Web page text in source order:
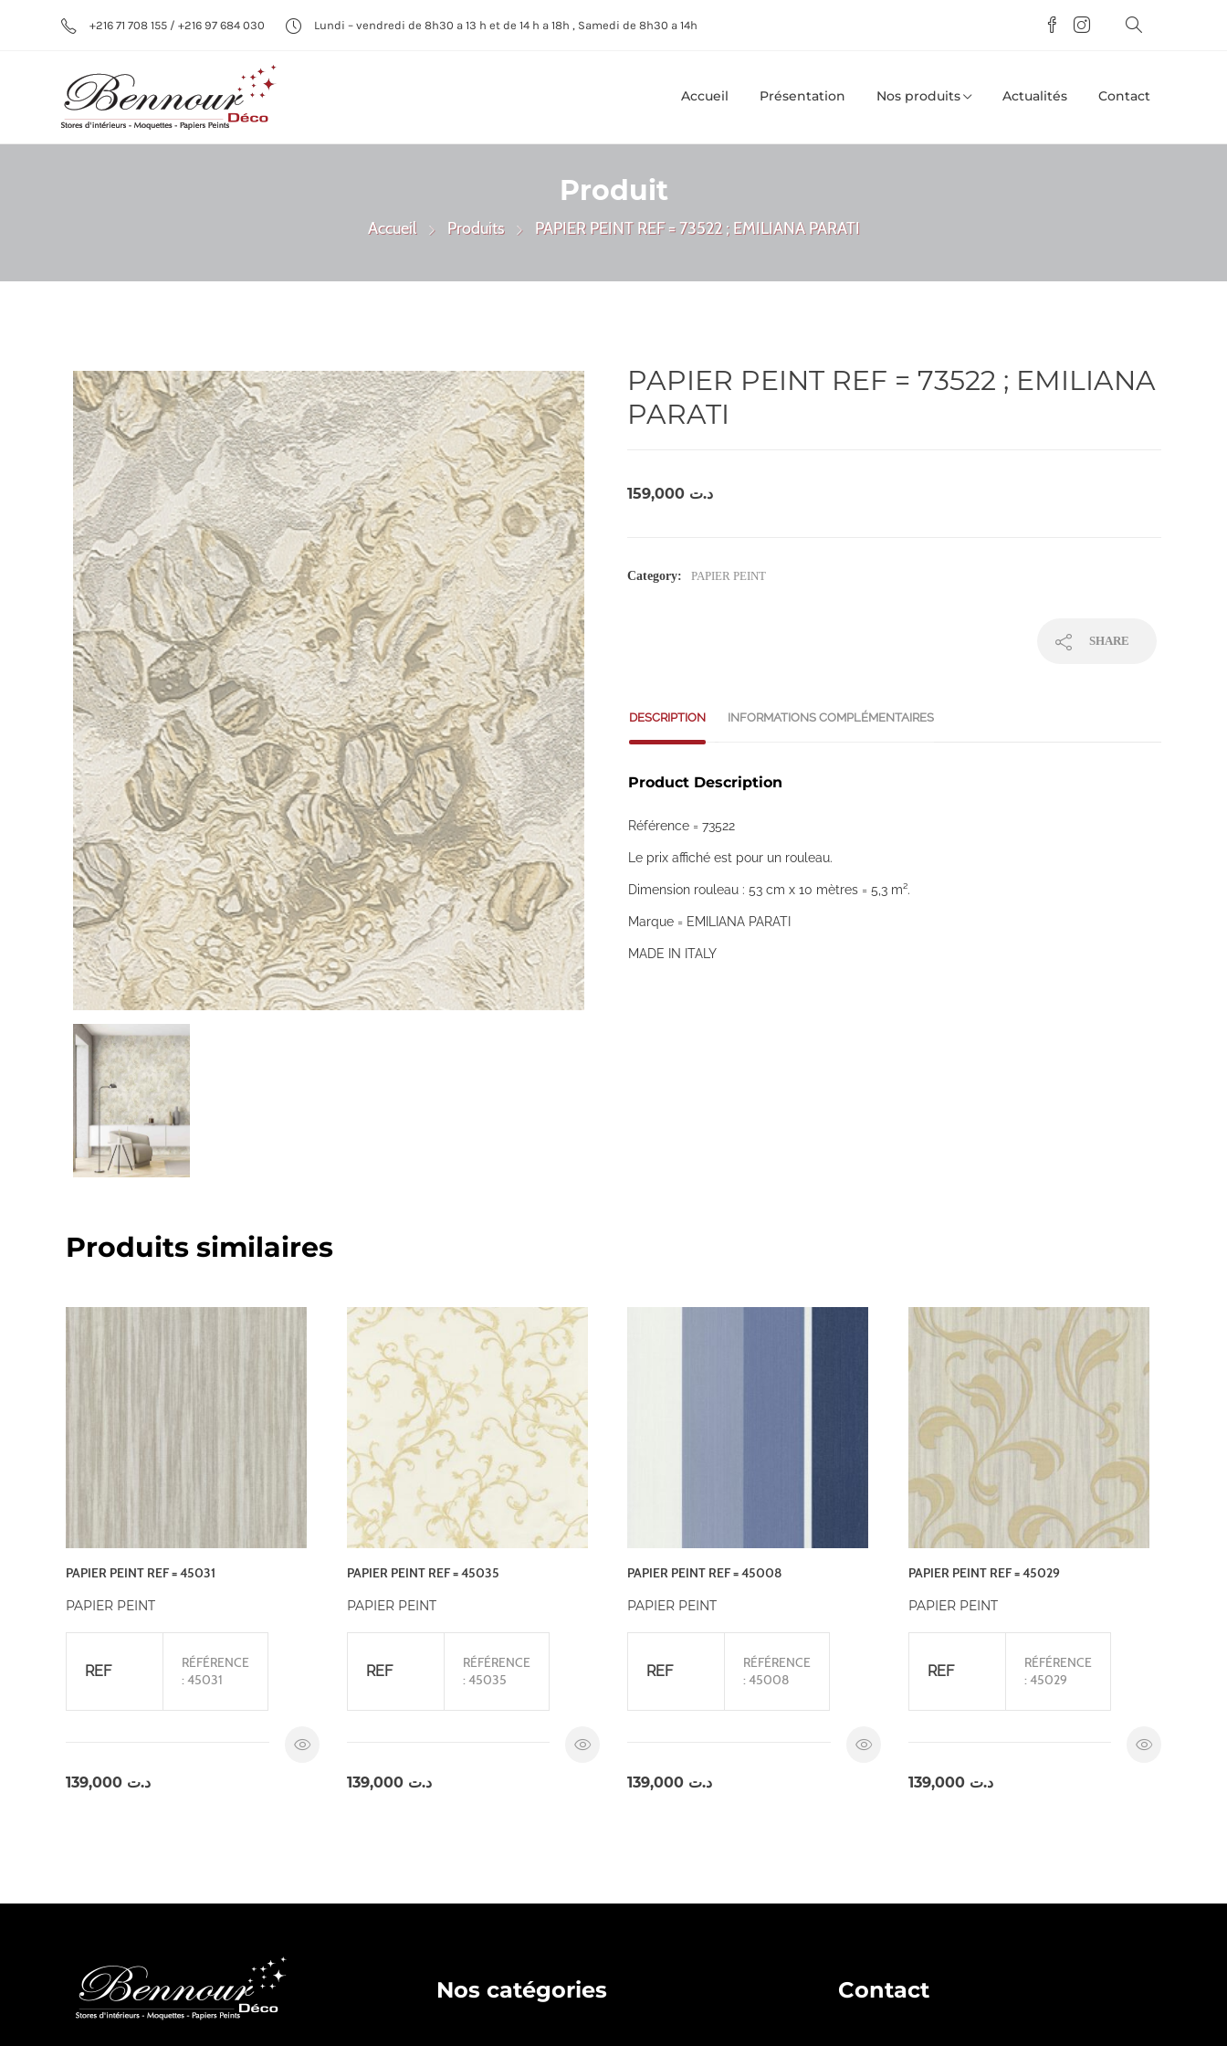
+216 71 708 155 / +216 97 684 030 Lundi – vendredi de 8h30 a 13 h et de 14 h a 18h , Samedi de 8h30 a 14h
Accueil Présentation Nos produits Actualités Contact
Produit
Accueil Produits PAPIER PEINT REF = 73522 ; EMILIANA PARATI
PAPIER PEINT REF = 73522 ; EMILIANA
PARATI
د.ت
Category: PAPIER PEINT
SHARE
DESCRIPTION INFORMATIONS COMPLÉMENTAIRES
Product Description
Référence = 73522
Le prix affiché est pour un rouleau.
Dimension rouleau : 53 cm x 10 mètres = 5,3 m².
Marque = EMILIANA PARATI
MADE IN ITALY
Produits similaires
PAPIER PEINT REF = 45031
PAPIER PEINT
REF
RÉFÉRENCE
: 45031
د.ت
PAPIER PEINT REF = 45035
PAPIER PEINT
REF
RÉFÉRENCE
: 45035
د.ت 139,000
PAPIER PEINT REF = 45008
PAPIER PEINT
REF
RÉFÉRENCE
: 45008
د.ت
PAPIER PEINT REF = 45029
PAPIER PEINT
REF
RÉFÉRENCE
: 45029
د.ت 139,000
Nos catégories Contact